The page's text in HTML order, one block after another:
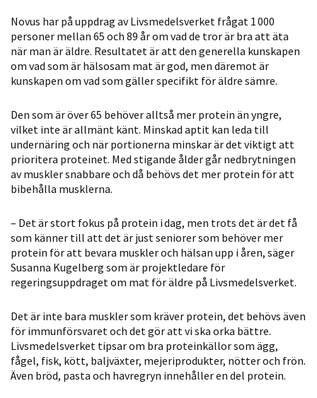
Novus har på uppdrag av Livsmedelsverket frågat 1 000
personer mellan 65 och 89 år om vad de tror är bra att äta
när man är äldre. Resultatet är att den generella kunskapen
om vad som är hälsosam mat är god, men däremot är
kunskapen om vad som gäller specifikt för äldre sämre.
Den som är över 65 behöver alltså mer protein än yngre,
vilket inte är ­allmänt känt. Minskad aptit kan leda till
undernäring och när portionerna minskar är det viktigt att
prioritera proteinet. Med stigande ålder går nedbrytningen
av muskler snabbare och då behövs det mer protein för att
bibehålla musklerna.
– Det är stort fokus på protein i dag, men trots det är det få
som känner till att det är just seniorer som behöver mer
protein för att bevara muskler och hälsan upp i åren, säger
Susanna Kugelberg som är projektledare för
regeringsuppdraget om mat för äldre på Livsmedelsverket.
Det är inte bara muskler som kräver protein, det behövs även
för immun­försvaret och det gör att vi ska orka bättre.
Livsmedelsverket tipsar om bra proteinkällor som ägg,
fågel, fisk, kött, baljväxter, mejeriprodukter, nötter och frön.
Även bröd, pasta och havregryn innehåller en del protein.
behövs för
att hemsidan
över huvud
taget ska
fungera.
Statistik
För att vi ska
kunna
funktionalitet
och
uppbyggnad,
baserat på
hur hemsidan
Upplevelse
För att vår